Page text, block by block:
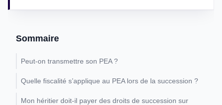
Sommaire
Peut-on transmettre son PEA ?
Quelle fiscalité s’applique au PEA lors de la succession ?
Mon héritier doit-il payer des droits de succession sur